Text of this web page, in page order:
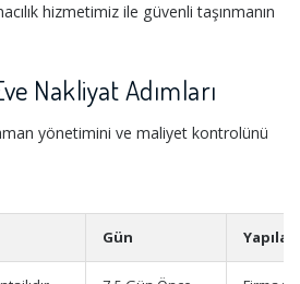
hizmetimiz ile güvenli taşınmanın
Nakliyat Adımları
yönetimini ve maliyet kontrolünü
Gün